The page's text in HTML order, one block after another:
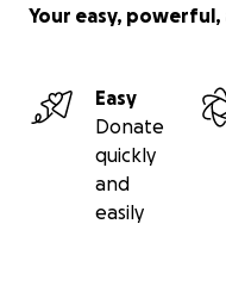
Your easy,
Easy
Donate
quickly
and
easily